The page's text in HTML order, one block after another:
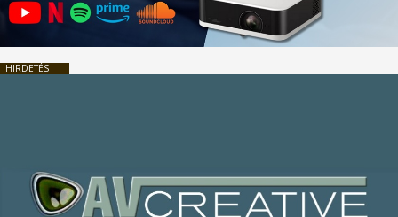
HIRDETÉS